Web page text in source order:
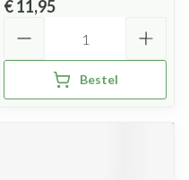
€ 11,95
Bestel